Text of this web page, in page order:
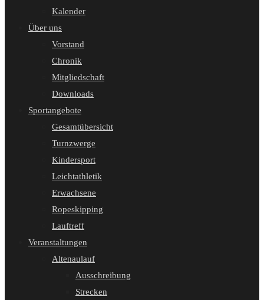
Kalender
Über uns
Vorstand
Chronik
Mitgliedschaft
Downloads
Sportangebote
Gesamtübersicht
Turnzwerge
Kindersport
Leichtathletik
Erwachsene
Ropeskipping
Lauftreff
Veranstaltungen
Altenaulauf
Ausschreibung
Strecken